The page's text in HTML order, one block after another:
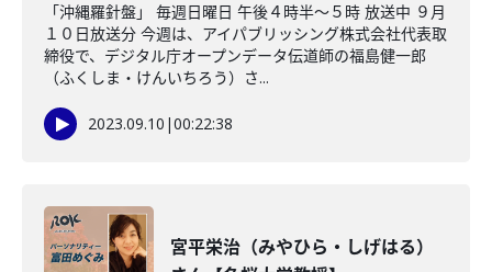
「沖縄羅針盤」 毎週日曜日 午後４時半～５時 放送中 ９月
１０日放送分 今週は、アイパブリッシング株式会社代表取
締役で、デジタル庁オープンデータ伝道師の福島健一郎
（ふくしま・けんいちろう）さ...
2023.09.10 |00:22:38
宮平栄治（みやひら・しげはる）